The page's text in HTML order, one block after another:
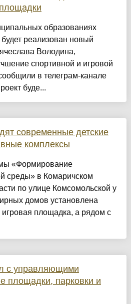
образованиях
реализован новый
Володина,
спортивной и игровой
в телеграм-канале
буде...
современные детские
комплексы
«Формирование
среды» в Комаричском
по улице Комсомольской у
домов установлена
площадка, а рядом с
с управляющими
площадки, парковки и